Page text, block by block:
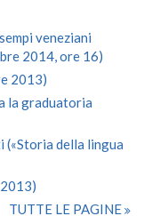
veneziani
2014, ore 16)
2013)
la graduatoria
(«Storia della lingua
TUTTE LE PAGINE